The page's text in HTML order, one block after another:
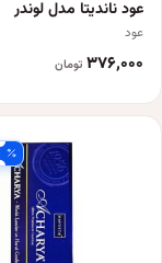
عود ناندیتا مدل لوندر
عود
۳۷۶٬۰۰۰ تومان